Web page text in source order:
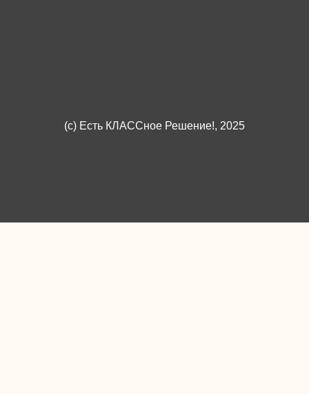
(c) Есть КЛАССное Решение!, 2025